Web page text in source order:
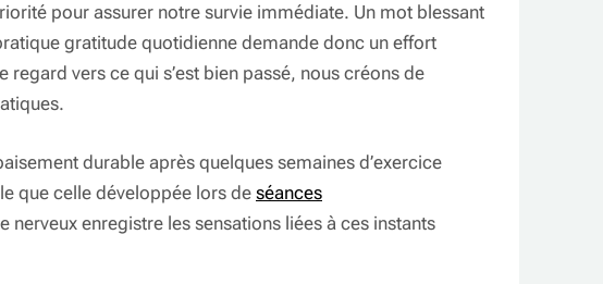
pour assurer notre survie immédiate. Un mot blessant
gratitude quotidienne demande donc un effort
vers ce qui s’est bien passé, nous créons de
durable après quelques semaines d’exercice
que celle développée lors deséances
enregistre les sensations liées à ces instants